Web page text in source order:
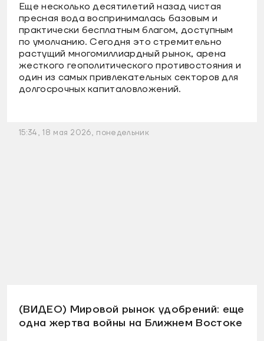
Еще несколько десятилетий назад чистая
пресная вода воспринималась базовым и
практически бесплатным благом, доступным
по умолчанию. Сегодня это стремительно
растущий многомиллиардный рынок, арена
жесткого геополитического противостояния и
один из самых привлекательных секторов для
долгосрочных капиталовложений.
15:34, 18 мая 2026, понедельник
(ВИДЕО) Мировой рынок удобрений: еще
одна жертва войны на Ближнем Востоке